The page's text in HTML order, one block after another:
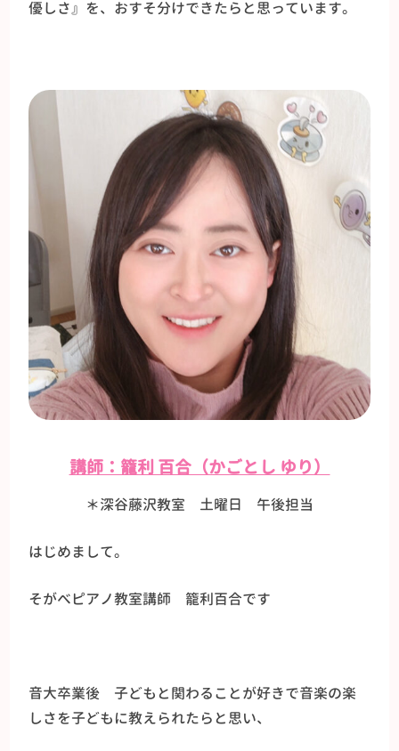
優しさ』を、おすそ分けできたらと思っています。
講師：籠利 百合（かごとし ゆり）
＊深谷藤沢教室 土曜日 午後担当
はじめまして。
そがべピアノ教室講師 籠利百合です
音大卒業後 子どもと関わることが好きで音楽の楽
しさを子どもに教えられたらと思い、